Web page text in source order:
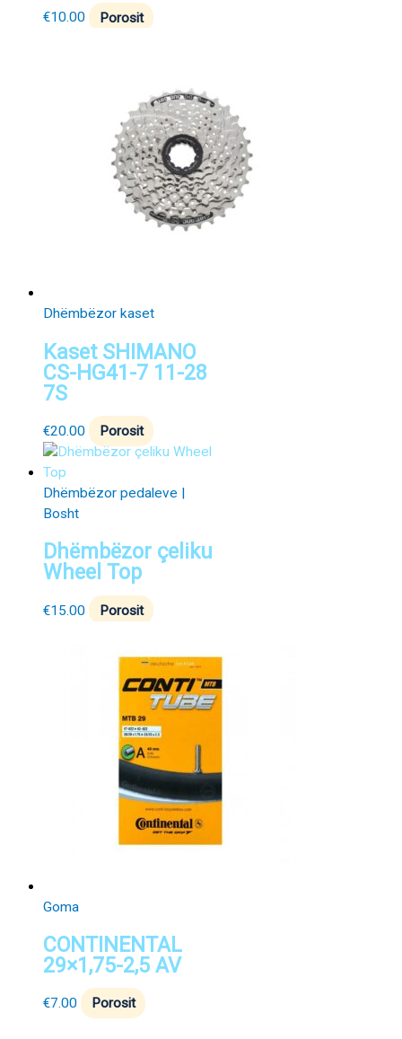
€10.00 Porosit
Dhëmbëzor kaset
Kaset SHIMANO
CS-HG41-7 11-28
7S
€20.00 Porosit
Dhëmbëzor pedaleve |
Bosht
Dhëmbëzor çeliku
Wheel Top
€15.00 Porosit
Goma
CONTINENTAL
29×1,75-2,5 AV
€7.00 Porosit